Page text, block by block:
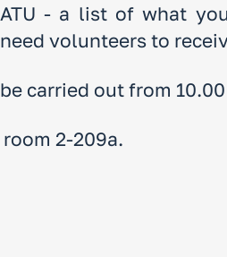
- a list of what
volunteers to
carried out from
2-209a.